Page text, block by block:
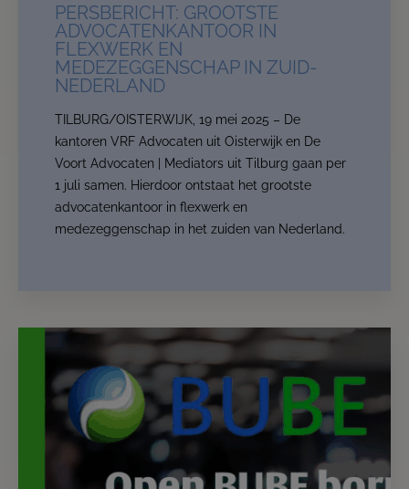
PERSBERICHT: GROOTSTE
ADVOCATENKANTOOR IN
FLEXWERK EN
MEDEZEGGENSCHAP IN ZUID-
NEDERLAND
TILBURG/OISTERWIJK, 19 mei 2025 – De
kantoren VRF Advocaten uit Oisterwijk en De
Voort Advocaten | Mediators uit Tilburg gaan per
1 juli samen. Hierdoor ontstaat het grootste
advocatenkantoor in flexwerk en
medezeggenschap in het zuiden van Nederland.
Perthe first of July
, VRF Advocaten and De Voort
Advocaten | Mediators join forces
ogether we form the biggest law firm in the South of
the Netherlands in the area of
The location changes, but your trusted advisors
remain the same and our services are expanded and
stronger.
From now on, we are:De Voort Advocaten | Mediators
This website will for now remain accessible to our